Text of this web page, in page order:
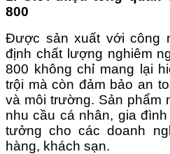
800
Được sản xuất với công
định chất lượng nghiêm
800 không chỉ mang lại
trội mà còn đảm bảo an
và môi trường. Sản phẩm
nhu cầu cá nhân, gia
tưởng cho các doanh
hàng, khách sạn.